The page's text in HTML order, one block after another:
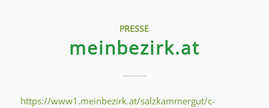
PRESSE
meinbezirk.at
https://www1.meinbezirk.at/salzkammergut/c-